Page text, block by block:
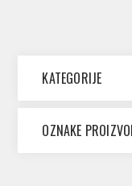
KATEGORIJE
OZNAKE